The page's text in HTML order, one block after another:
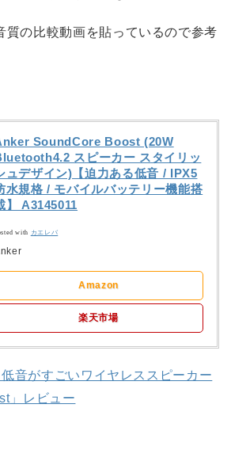
質の比較動画を貼っているので参考
SoundCore Boost (20W
スピーカー スタイリッ
ュデザイン)【迫力ある低音 / IPX5
水規格 / モバイルバッテリー機能搭
】 A3145011
with カエレバ
Amazon
楽天市場
低音がすごいワイヤレススピーカー
」レビュー